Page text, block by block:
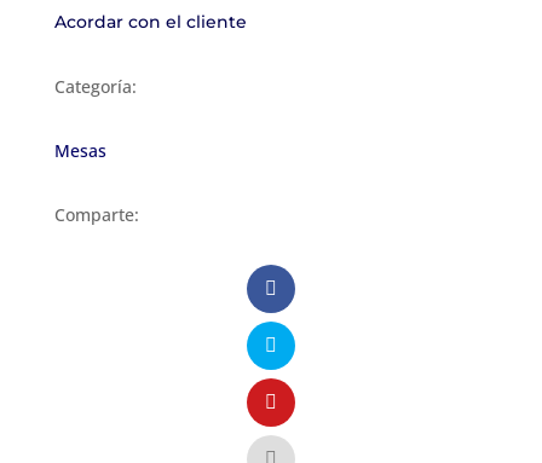
Acordar con el cliente
Categoría:
Mesas
Comparte: